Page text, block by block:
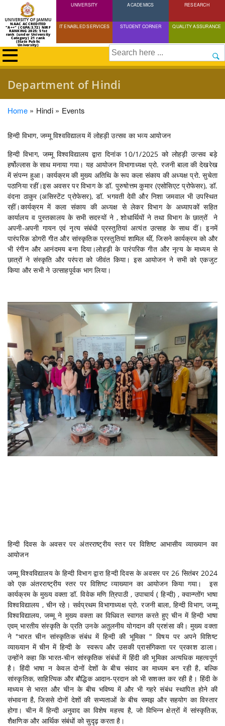
Skip
to
content
NAAC ACCREDITED
"A++" (CGPA:3.72) NIRF
RANKING 2025: 51st
rank (under University
Category) 21 rank
(State Public
University)
UNIVERSITY ACADEMICS RESEARCH
IT ENABLED SERVICES STUDENT CORNER QUALITY ASSURANCE
Search
Department of Hindi
Breadcrumb
Home Hindi Events
हिन्दी विभाग, जम्मू विश्वविद्यालय में लोहड़ी उत्सव का भव्य आयोजन
हिन्दी विभाग, जम्मू विश्वविद्यालय द्वारा दिनांक 10/1/2025 को लोहड़ी उत्सव बड़े
हर्षोल्लास के साथ मनाया गया। यह आयोजन विभागाध्यक्ष प्रो. रजनी बाला की देखरेख
में संपन्न हुआ। कार्यक्रम की मुख्य अतिथि के रूप कला संकाय की अध्यक्ष प्रो. सुचेता
पठानिया रहीं।इस अवसर पर विभाग के डॉ. पुरुषोत्तम कुमार (एसोसिएट प्रोफेसर), डॉ.
वंदना ठाकुर (असिस्टेंट प्रोफेसर), डॉ. भगवती देवी और निशा जमवाल भी उपस्थित
रहीं।कार्यक्रम में कला संकाय की अध्यक्ष से लेकर विभाग के अध्यापकों सहित
कार्यालय व पुस्तकालय के सभी सदस्यों ने , शोधार्थियों ने तथा विभाग के छात्रों ने
अपनी-अपनी गायन एवं नृत्य संबंधी प्रस्तुतियां अत्यंत उत्साह के साथ दीं। इनमें
पारंपरिक डोगरी गीत और सांस्कृतिक प्रस्तुतियां शामिल थीं, जिसने कार्यक्रम को और
भी रंगीन और आनंदमय बना दिया।लोहड़ी के पारंपरिक गीत और नृत्य के माध्यम से
छात्रों ने संस्कृति और परंपरा को जीवंत किया। इस आयोजन ने सभी को एकजुट
किया और सभी ने उत्साहपूर्वक भाग लिया।
हिन्दी दिवस के अवसर पर अंतरराष्ट्रीय स्तर पर विशिष्ट आभासीय व्याख्यान का
आयोजन
जम्मू विश्वविद्यालय के हिन्दी विभाग द्वारा हिन्दी दिवस के अवसर पर 26 सितंबर 2024
को एक अंतरराष्ट्रीय स्तर पर विशिष्ट व्याख्यान का आयोजन किया गया। इस
कार्यक्रम के मुख्य वक्ता डॉ. विवेक मणि त्रिपाठी , उपाचार्य ( हिन्दी) , क्वान्ग्तोंग भाषा
विश्वविद्यालय , चीन रहे। सर्वप्रथम विभागाध्यक्ष प्रो. रजनी बाला, हिन्दी विभाग, जम्मू
विश्वविद्यालय, जम्मू ने मुख्य वक्ता का विधिवत स्वागत करते हुए चीन में हिन्दी भाषा
एवम् भारतीय संस्कृति के प्रति उनके अतुलनीय योगदान की प्रशंसा की। मुख्य वक्ता
ने "भारत चीन सांस्कृतिक संबंध में हिन्दी की भूमिका " विषय पर अपने विशिष्ट
व्याख्यान में चीन में हिन्दी के स्वरूप और उसकी प्रासंगिकता पर प्रकाश डाला।
उन्होंने कहा कि भारत-चीन सांस्कृतिक संबंधों में हिंदी की भूमिका अत्यधिक महत्वपूर्ण
है। हिंदी भाषा न केवल दोनों देशों के बीच संवाद का माध्यम बन रही है, बल्कि
सांस्कृतिक, साहित्यिक और बौद्धिक आदान-प्रदान को भी सशक्त कर रही है। हिंदी के
माध्यम से भारत और चीन के बीच भविष्य में और भी गहरे संबंध स्थापित होने की
संभावना है, जिससे दोनों देशों की सभ्यताओं के बीच समझ और सहयोग का विस्तार
होगा। चीन में हिन्दी अनुवाद का विशेष महत्त्व है, जो विभिन्न क्षेत्रों में सांस्कृतिक,
शैक्षणिक और आर्थिक संबंधों को सुदृढ़ करता है।